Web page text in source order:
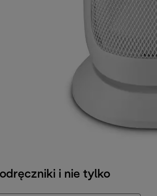
i nie tylko